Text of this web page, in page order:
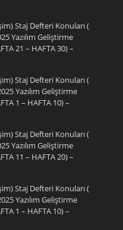
Staj Defteri Konuları (
Yazılım Geliştirme
21 – HAFTA 30) –
Staj Defteri Konuları (
Yazılım Geliştirme
1 – HAFTA 10) –
Staj Defteri Konuları (
Yazılım Geliştirme
11 – HAFTA 20) –
Staj Defteri Konuları (
Yazılım Geliştirme
1 – HAFTA 10) –